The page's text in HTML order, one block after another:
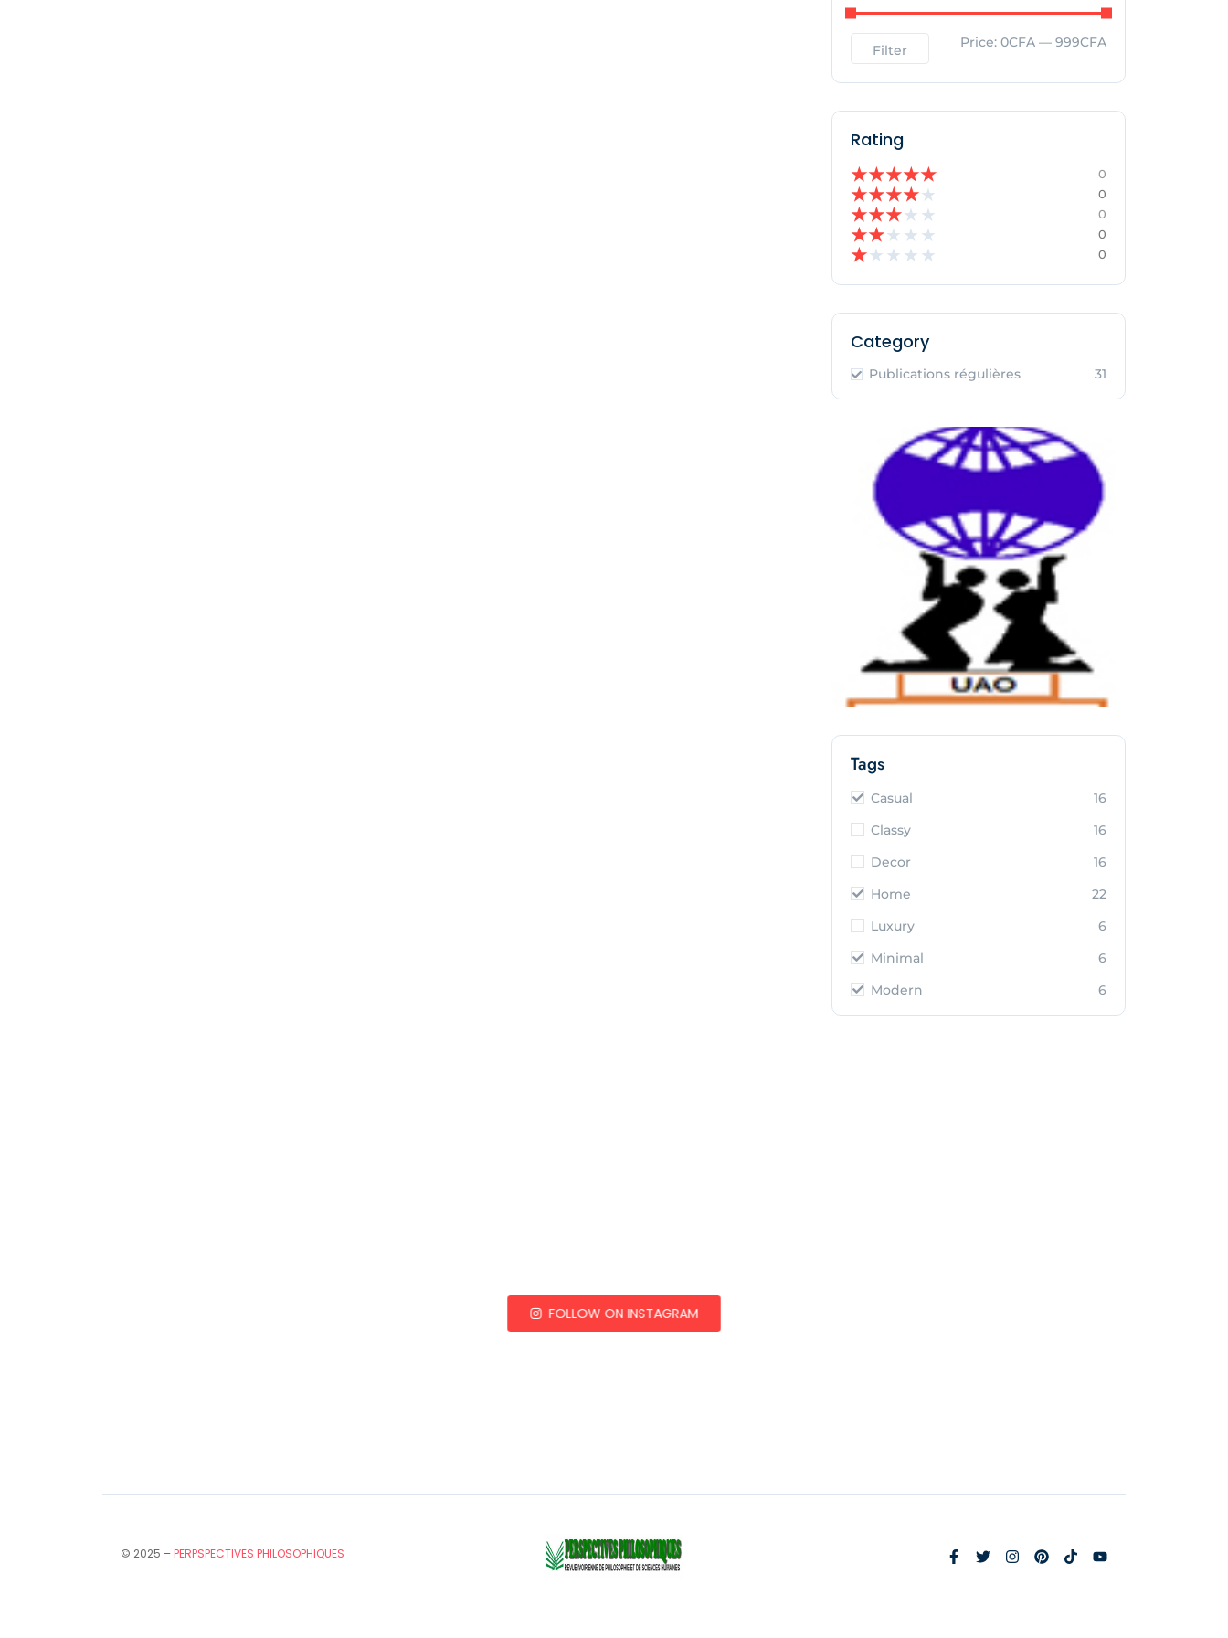
Filter Price: 0CFA — 999CFA
Rating
★★★★★ 0
★★★★★ 0
★★★★ ★ 0
★★★ ★ ★ 0
★★ ★ ★ ★ 0
Category
Publications régulières 31
Tags
Casual
16
Classy
16
Decor
16
Home
22
Luxury
6
Minimal
6
Modern
6
FOLLOW ON INSTAGRAM
© 2025 –PERPSPECTIVES PHILOSOPHIQUES